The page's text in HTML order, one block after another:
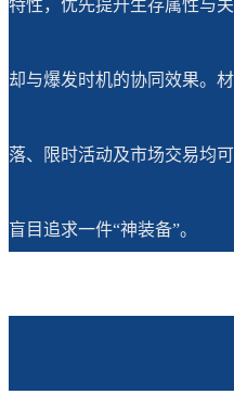
特性，优先提升生存属性与
却与爆发时机的协同效果。材
落、限时活动及市场交易均
盲目追求一件“神装备”。